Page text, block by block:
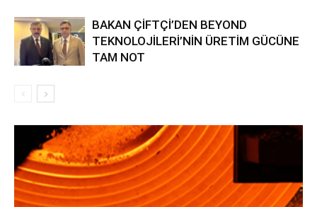
BAKAN ÇİFTÇİ’DEN BEYOND
TEKNOLOJİLERİ’NİN ÜRETİM GÜCÜNE
TAM NOT